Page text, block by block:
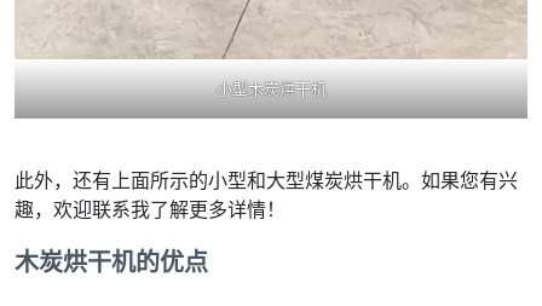
小型木炭烘干机
此外，还有上面所示的小型和大型煤炭烘干机。如果您有兴
趣，欢迎联系我了解更多详情！
木炭烘干机的优点